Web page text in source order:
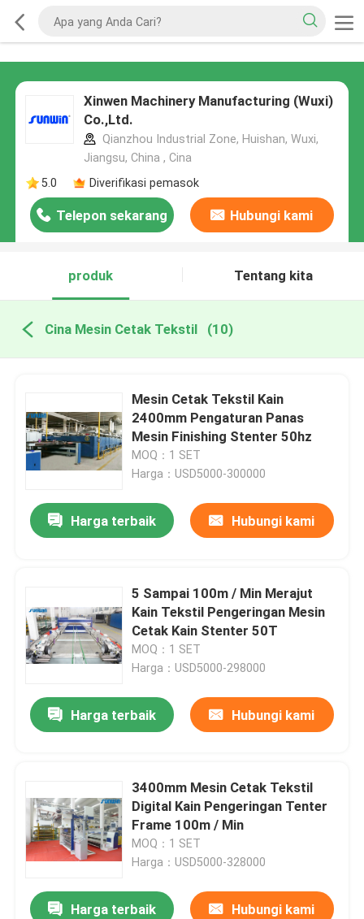
Xinwen Machinery Manufacturing (Wuxi)
Co.,Ltd.
Qianzhou Industrial Zone, Huishan, Wuxi,
Jiangsu, China , Cina
5.0
Diverifikasi pemasok
Telepon sekarang Hubungi kami
produk Tentang kita
Cina Mesin Cetak Tekstil (10)
Mesin Cetak Tekstil Kain
2400mm Pengaturan Panas
Mesin Finishing Stenter 50hz
MOQ：1 SET
Harga：USD5000-300000
Harga terbaik Hubungi kami
5 Sampai 100m / Min Merajut
Kain Tekstil Pengeringan Mesin
Cetak Kain Stenter 50T
MOQ：1 SET
Harga：USD5000-298000
Harga terbaik Hubungi kami
3400mm Mesin Cetak Tekstil
Digital Kain Pengeringan Tenter
Frame 100m / Min
MOQ：1 SET
Harga：USD5000-328000
Harga terbaik Hubungi kami